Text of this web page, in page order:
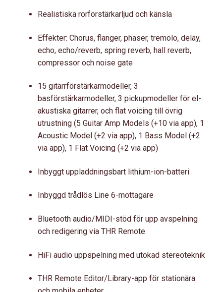
Realistiska rörförstärkarljud och känsla
Effekter: Chorus, flanger, phaser, tremolo, delay,
echo, echo/reverb, spring reverb, hall reverb,
compressor och noise gate
15 gitarrförstärkarmodeller, 3
basförstärkarmodeller, 3 pickupmodeller för el-
akustiska gitarrer, och flat voicing till övrig
utrustning (5 Guitar Amp Models (+10 via app), 1
Acoustic Model (+2 via app), 1 Bass Model (+2
via app), 1 Flat Voicing (+2 via app)
Inbyggt uppladdningsbart lithium-ion-batteri
Inbyggd trådlös Line 6-mottagare
Bluetooth audio/MIDI-stöd för upp avspelning
och redigering via THR Remote
HiFi audio uppspelning med utökad stereoteknik
THR Remote Editor/Library-app för stationära